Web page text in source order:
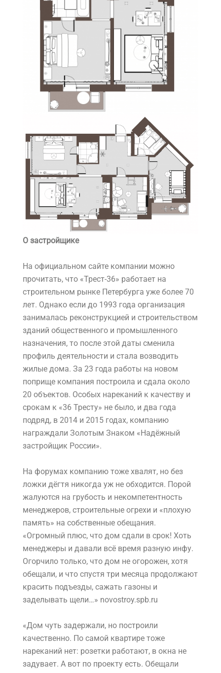
О застройщике
На официальном сайте компании можно
прочитать, что «Трест-36» работает на
строительном рынке Петербурга уже более 70
лет. Однако если до 1993 года организация
занималась реконструкцией и строительством
зданий общественного и промышленного
назначения, то после этой даты сменила
профиль деятельности и стала возводить
жилые дома. За 23 года работы на новом
поприще компания построила и сдала около
20 объектов. Особых нареканий к качеству и
срокам к «36 Тресту» не было, и два года
подряд, в 2014 и 2015 годах, компанию
награждали Золотым Знаком «Надёжный
застройщик России».
На форумах компанию тоже хвалят, но без
ложки дёгтя никогда уж не обходится. Порой
жалуются на грубость и некомпетентность
менеджеров, строительные огрехи и «плохую
память» на собственные обещания.
«Огромный плюс, что дом сдали в срок! Хоть
менеджеры и давали всё время разную инфу.
Огорчило только, что дом не огорожен, хотя
обещали, и что спустя три месяца продолжают
красить подъезды, сажать газоны и
заделывать щели…» novostroy.spb.ru
«Дом чуть задержали, но построили
качественно. По самой квартире тоже
нареканий нет: розетки работают, в окна не
задувает. А вот по проекту есть. Обещали